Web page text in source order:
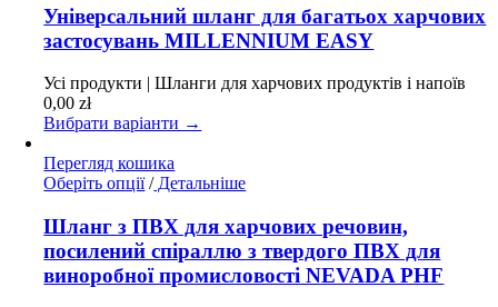
має
кілька
варіантів.
можна
на
товару
Універсальний шланг для багатьох харчових
застосувань MILLENNIUM EASY
Усі продукти | Шланги для харчових продуктів і напоїв
0,00zł
Вибрати варіанти →
Перегляд кошика
Оберіть опції Цей
має
кілька
варіантів.
Параметри
/Детальніше
Шланг з ПВХ для харчових речовин,
посилений спіраллю з твердого ПВХ для
виноробної промисловості NEVADA PHF